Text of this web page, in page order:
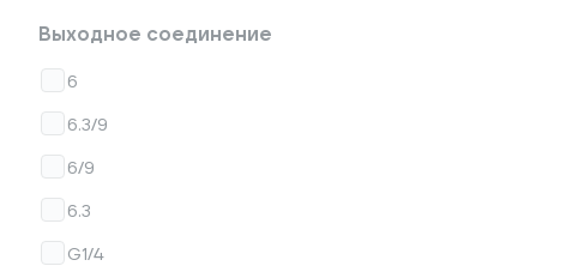
Выходное соединение
6
6.3/9
6/9
6.3
G1/4